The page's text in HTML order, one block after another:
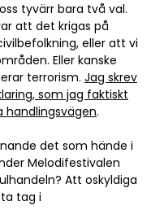
tyvärr bara två val.
att det krigas på
eller att vi
Eller kanske
terrorism. Jag skrev
som jag faktiskt
handlingsvägen.
det som hände i
Melodifestivalen
Att oskyldiga
tag i